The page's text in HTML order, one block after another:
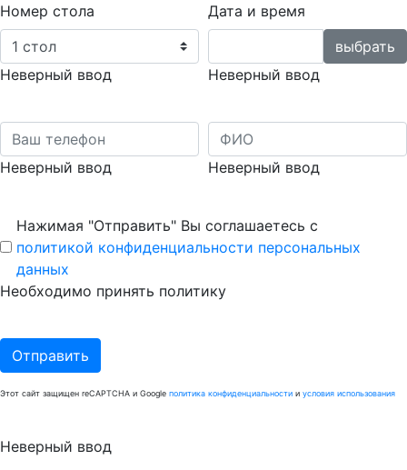
Номер стола
Неверный ввод
Неверный ввод
Дата и время
Неверный ввод
Неверный ввод
Нажимая "Отправить" Вы соглашаетесь с
политикой конфиденциальности персональных
данных
Необходимо принять политику
Отправить
Этот сайт защищен reCAPTCHA и Google политика конфиденциальности и условия использования
Неверный ввод